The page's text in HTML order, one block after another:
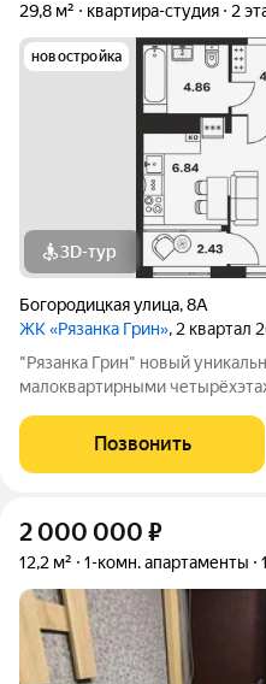
29,8 м²
квартира-студия 2
новостройка
3D-тур
Богородицкая улица,8А
ЖК «Рязанка Грин», 2 квартал
"Рязанка Грин" новый уникальный проект с урбан-виллами и
малоквартирными
вашего удобства вне зависимости от
Позвонить
2 000 000 ₽
12,2 м² 1-комн. апартаменты